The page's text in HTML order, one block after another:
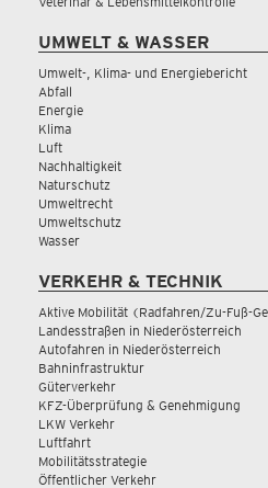
UMWELT & WASSER
Umwelt-, Klima- und Energiebericht
Abfall
Energie
Klima
Luft
Nachhaltigkeit
Naturschutz
Umweltrecht
Umweltschutz
Wasser
VERKEHR & TECHNIK
Aktive Mobilität (Radfahren/Zu-Fuß-
Landesstraßen in Niederösterreich
Autofahren in Niederösterreich
Bahninfrastruktur
Güterverkehr
KFZ-Überprüfung & Genehmigung
LKW Verkehr
Luftfahrt
Mobilitätsstrategie
Öffentlicher Verkehr